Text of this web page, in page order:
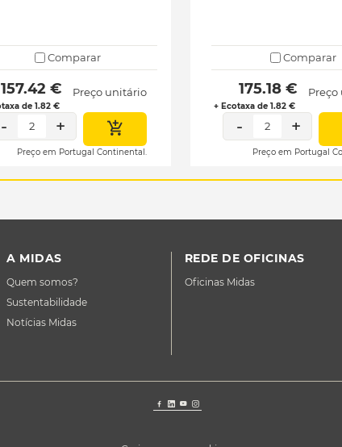
Comparar
157.42 €
de 1.82 €
Preço unitário
- 2 +
Preço em Portugal Continental.
Comparar
175.18 €
+ Ecotaxa de 1.82 €
- 2 +
Preço em Portugal
A MIDAS
Quem somos?
Sustentabilidade
Notícias Midas
REDE DE OFICINAS
Oficinas Midas